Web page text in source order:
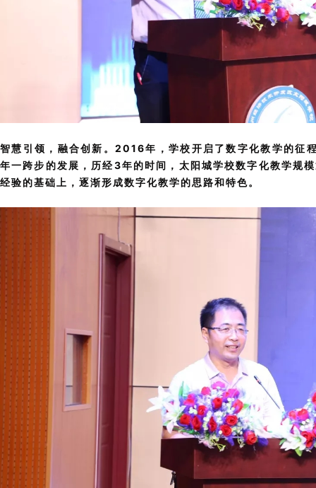
智慧引领，融合创新。2016年，学校开启了数字化教学的征
年一跨步的发展，历经3年的时间，太阳城学校数字化教学规
经验的基础上，逐渐形成数字化教学的思路和特色。